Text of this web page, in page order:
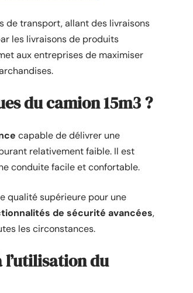
de transport, allant des livraisons
les livraisons de produits
aux entreprises de maximiser
du camion 15m3 ?
capable de délivrer une
relativement faible. Il est
conduite facile et confortable.
qualité supérieure pour une
de sécurité avancées,
les circonstances.
l’utilisation du